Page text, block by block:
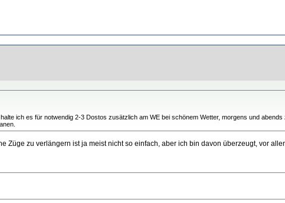
ich es für notwendig 2-3 Dostos zusätzlich am WE bei schönem Wetter, morgens und
Züge zu verlängern ist ja meist nicht so einfach, aber ich bin davon überzeugt, vor